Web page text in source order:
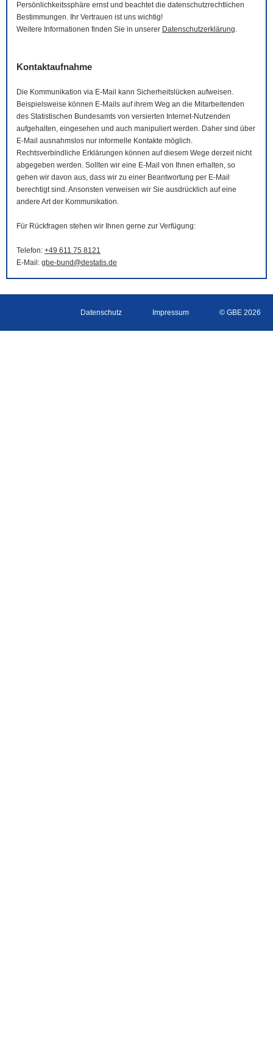
Persönlichkeitssphäre ernst und beachtet die datenschutzrechtlichen
Bestimmungen. Ihr Vertrauen ist uns wichtig!
Weitere Informationen finden Sie in unserer Datenschutzerklärung.
Kontaktaufnahme
Die Kommunikation via E-Mail
kann Sicherheitslücken aufweisen.
Beispielsweise können E-Mails auf ihrem Weg an die Mitarbeitenden
des Statistischen Bundesamts von versierten Internet-Nutzenden
aufgehalten, eingesehen und auch manipuliert werden. Daher sind über
E-Mail ausnahmslos nur informelle Kontakte möglich.
Rechtsverbindliche Erklärungen können auf diesem Wege derzeit nicht
abgegeben werden. Sollten wir eine E-Mail von Ihnen erhalten, so
gehen wir davon aus, dass wir zu einer Beantwortung per E-Mail
berechtigt sind. Ansonsten verweisen wir Sie ausdrücklich auf eine
andere Art der Kommunikation.
Für Rückfragen stehen wir Ihnen gerne zur Verfügung:
Telefon: +49 611 75 8121
E-Mail : gbe-bund@destatis.de
Datenschutz Impressum © GBE 2026